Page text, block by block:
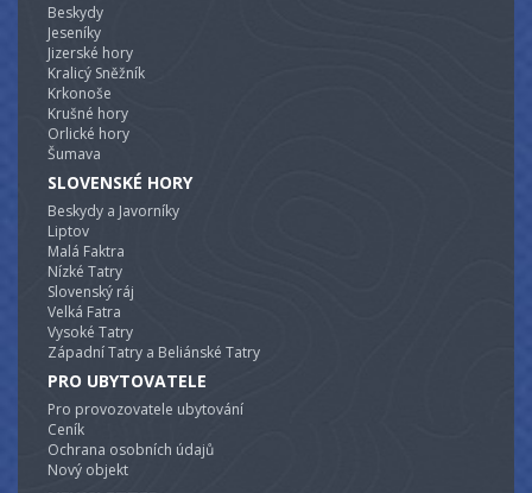
Beskydy
Jeseníky
Jizerské hory
Kralicý Sněžník
Krkonoše
Krušné hory
Orlické hory
Šumava
SLOVENSKÉ HORY
Beskydy a Javorníky
Liptov
Malá Faktra
Nízké Tatry
Slovenský ráj
Velká Fatra
Vysoké Tatry
Západní Tatry a Beliánské Tatry
PRO UBYTOVATELE
Pro provozovatele ubytování
Ceník
Ochrana osobních údajů
Nový objekt